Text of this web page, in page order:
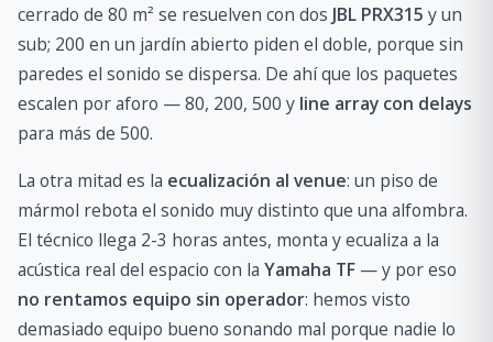
cerrado de 80 m² se resuelven con dos JBL PRX315 y un
sub; 200 en un jardín abierto piden el doble, porque sin
paredes el sonido se dispersa. De ahí que los paquetes
escalen por aforo — 80, 200, 500 y line array con delays
para más de 500.
La otra mitad es la ecualización al venue: un piso de
mármol rebota el sonido muy distinto que una alfombra.
El técnico llega 2-3 horas antes, monta y ecualiza a la
acústica real del espacio con la Yamaha TF — y por eso
no rentamos equipo sin operador: hemos visto
demasiado equipo bueno sonando mal porque nadie lo